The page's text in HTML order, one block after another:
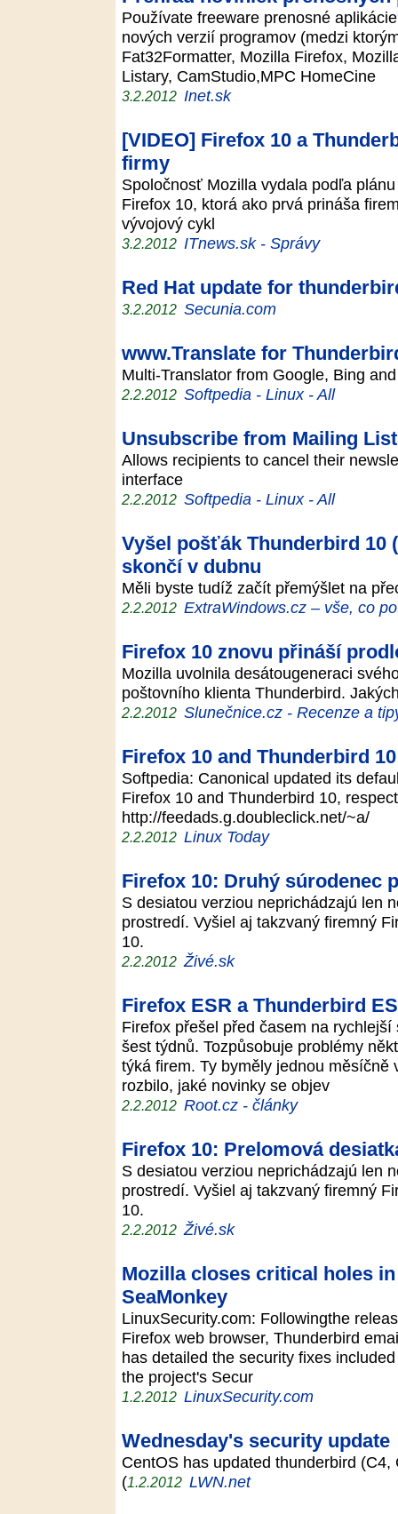
Používate freeware prenosné
nových verzií programov (medzi
Fat32Formatter, Mozilla Firefox,
Listary, CamStudio,MPC HomeCine
3.2.2012 Inet.sk
[VIDEO] Firefox 10 a
firmy
Spoločnosť Mozilla vydala podľa
Firefox 10, ktorá ako prvá prináša
vývojový cykl
3.2.2012 ITnews.sk - Správy
Red Hat update for
3.2.2012 Secunia.com
www.Translate for
Multi-Translator from Google, Bing
2.2.2012 Softpedia - Linux - All
Unsubscribe from Mailing
Allows recipients to cancel their
interface
2.2.2012 Softpedia - Linux - All
Vyšel pošťák Thunderbird 10
skončí v dubnu
Měli byste tudíž začít přemýšlet na
2.2.2012 ExtraWindows.cz – vše, co
Firefox 10 znovu přináší
Mozilla uvolnila desátougeneraci
poštovního klienta Thunderbird.
2.2.2012 Slunečnice.cz - Recenze a
Firefox 10 and Thunderbird
Softpedia: Canonical updated its
Firefox 10 and Thunderbird 10,
http://feedads.g.doubleclick.net/~a/
2.2.2012 Linux Today
Firefox 10: Druhý súrodenec
S desiatou verziou neprichádzajú len
prostredí. Vyšiel aj takzvaný firemný
10.
2.2.2012 Živé.sk
Firefox ESR a Thunderbird
Firefox přešel před časem na
šest týdnů. Tozpůsobuje problémy
týká firem. Ty byměly jednou měsíčně
rozbilo, jaké novinky se objev
2.2.2012 Root.cz - články
Firefox 10: Prelomová
S desiatou verziou neprichádzajú len
prostredí. Vyšiel aj takzvaný firemný
10.
2.2.2012 Živé.sk
Mozilla closes critical holes
SeaMonkey
LinuxSecurity.com: Followingthe
Firefox web browser, Thunderbird
has detailed the security fixes
the project's Secur
1.2.2012 LinuxSecurity.com
Wednesday's security update
CentOS has updated thunderbird
(1.2.2012 LWN.net